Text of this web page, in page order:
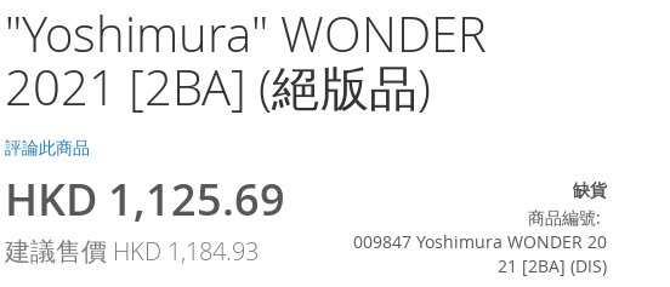
"Yoshimura" WONDER
2021 [2BA] (絕版品)
評論此商品
特
殊
價
HKD 1,125.69
建議售價 HKD 1,184.93
缺貨
商品編號
009847 Yoshimura WONDER 20
21 [2BA] (DIS)